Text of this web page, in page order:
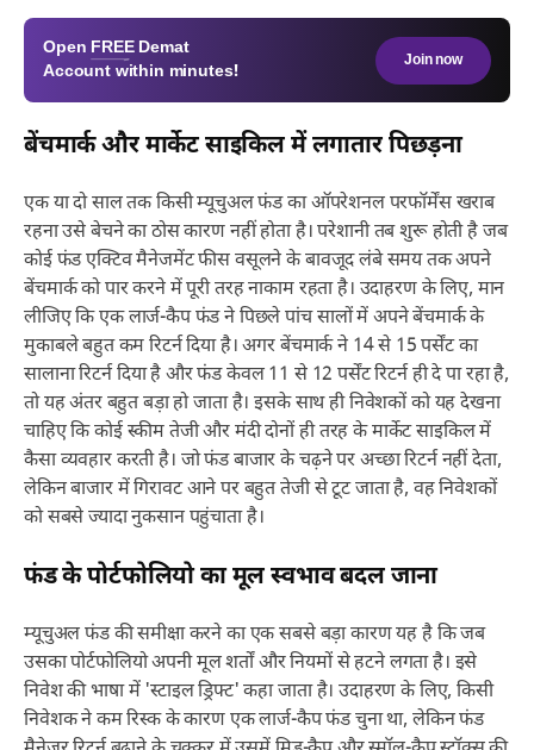
Open FREE Demat
Account within minutes!
Join now
बेंचमार्क और मार्केट साइकिल में लगातार पिछड़ना
एक या दो साल तक किसी म्यूचुअल फंड का ऑपरेशनल परफॉर्मेंस खराब
रहना उसे बेचने का ठोस कारण नहीं होता है। परेशानी तब शुरू होती है जब
कोई फंड एक्टिव मैनेजमेंट फीस वसूलने के बावजूद लंबे समय तक अपने
बेंचमार्क को पार करने में पूरी तरह नाकाम रहता है। उदाहरण के लिए, मान
लीजिए कि एक लार्ज-कैप फंड ने पिछले पांच सालों में अपने बेंचमार्क के
मुकाबले बहुत कम रिटर्न दिया है। अगर बेंचमार्क ने 14 से 15 पर्सेंट का
सालाना रिटर्न दिया है और फंड केवल 11 से 12 पर्सेंट रिटर्न ही दे पा रहा है,
तो यह अंतर बहुत बड़ा हो जाता है। इसके साथ ही निवेशकों को यह देखना
चाहिए कि कोई स्कीम तेजी और मंदी दोनों ही तरह के मार्केट साइकिल में
कैसा व्यवहार करती है। जो फंड बाजार के चढ़ने पर अच्छा रिटर्न नहीं देता,
लेकिन बाजार में गिरावट आने पर बहुत तेजी से टूट जाता है, वह निवेशकों
को सबसे ज्यादा नुकसान पहुंचाता है।
फंड के पोर्टफोलियो का मूल स्वभाव बदल जाना
म्यूचुअल फंड की समीक्षा करने का एक सबसे बड़ा कारण यह है कि जब
उसका पोर्टफोलियो अपनी मूल शर्तों और नियमों से हटने लगता है। इसे
निवेश की भाषा में 'स्टाइल ड्रिफ्ट' कहा जाता है। उदाहरण के लिए, किसी
निवेशक ने कम रिस्क के कारण एक लार्ज-कैप फंड चुना था, लेकिन फंड